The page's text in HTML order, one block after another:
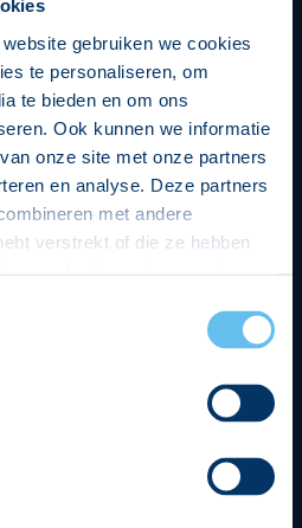
gebruiken we cookies
te personaliseren, om
te bieden en om ons
Ook kunnen we informatie
onze site met onze partners
en analyse. Deze partners
met andere
verstrekt of die ze hebben
wijze. Je kunt je toestemming
cookieverklaring pagina.